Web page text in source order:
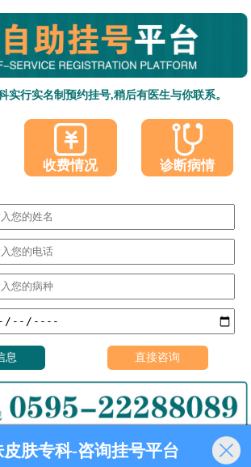
实行实名制预约挂号,稍后有医生与你联系。
收费情况 诊断病情
肤专科-咨询挂号平台